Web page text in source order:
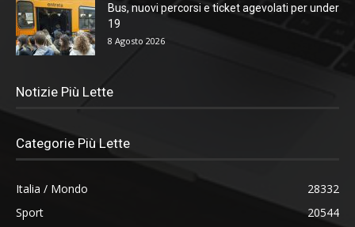
Bus, nuovi percorsi e ticket agevolati per under
19
8 Agosto 2026
Notizie Più Lette
Categorie Più Lette
Italia / Mondo
28332
Sport
20544